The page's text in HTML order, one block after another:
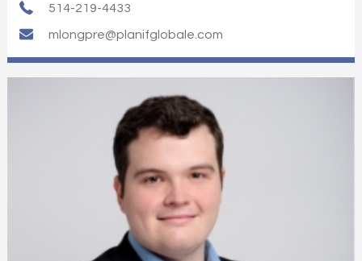
514-219-4433
mlongpre@planifglobale.com